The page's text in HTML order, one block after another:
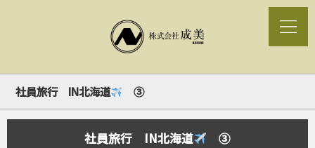
社員旅行 IN北海道 ③
社員旅行 IN北海道 ③